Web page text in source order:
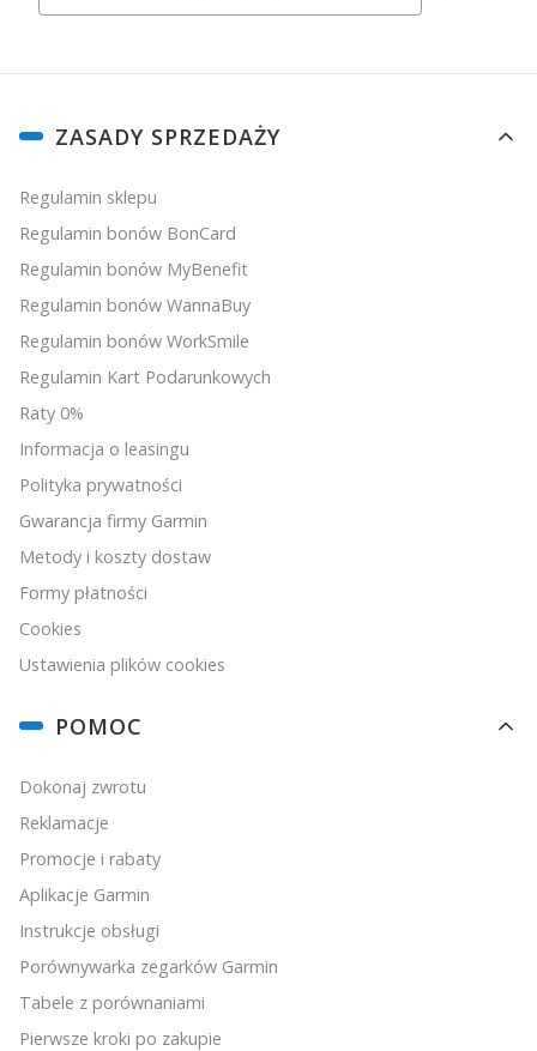
Linki w stopce
ZASADY SPRZEDAŻY
Regulamin sklepu
Regulamin bonów BonCard
Regulamin bonów MyBenefit
Regulamin bonów WannaBuy
Regulamin bonów WorkSmile
Regulamin Kart Podarunkowych
Raty 0%
Informacja o leasingu
Polityka prywatności
Gwarancja firmy Garmin
Metody i koszty dostaw
Formy płatności
Cookies
Ustawienia plików cookies
POMOC
Dokonaj zwrotu
Reklamacje
Promocje i rabaty
Aplikacje Garmin
Instrukcje obsługi
Porównywarka zegarków Garmin
Tabele z porównaniami
Pierwsze kroki po zakupie